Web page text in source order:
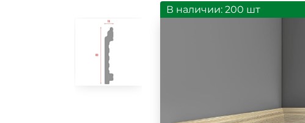
2400kh80kh16-
mm.jpg
В наличии: 200 шт